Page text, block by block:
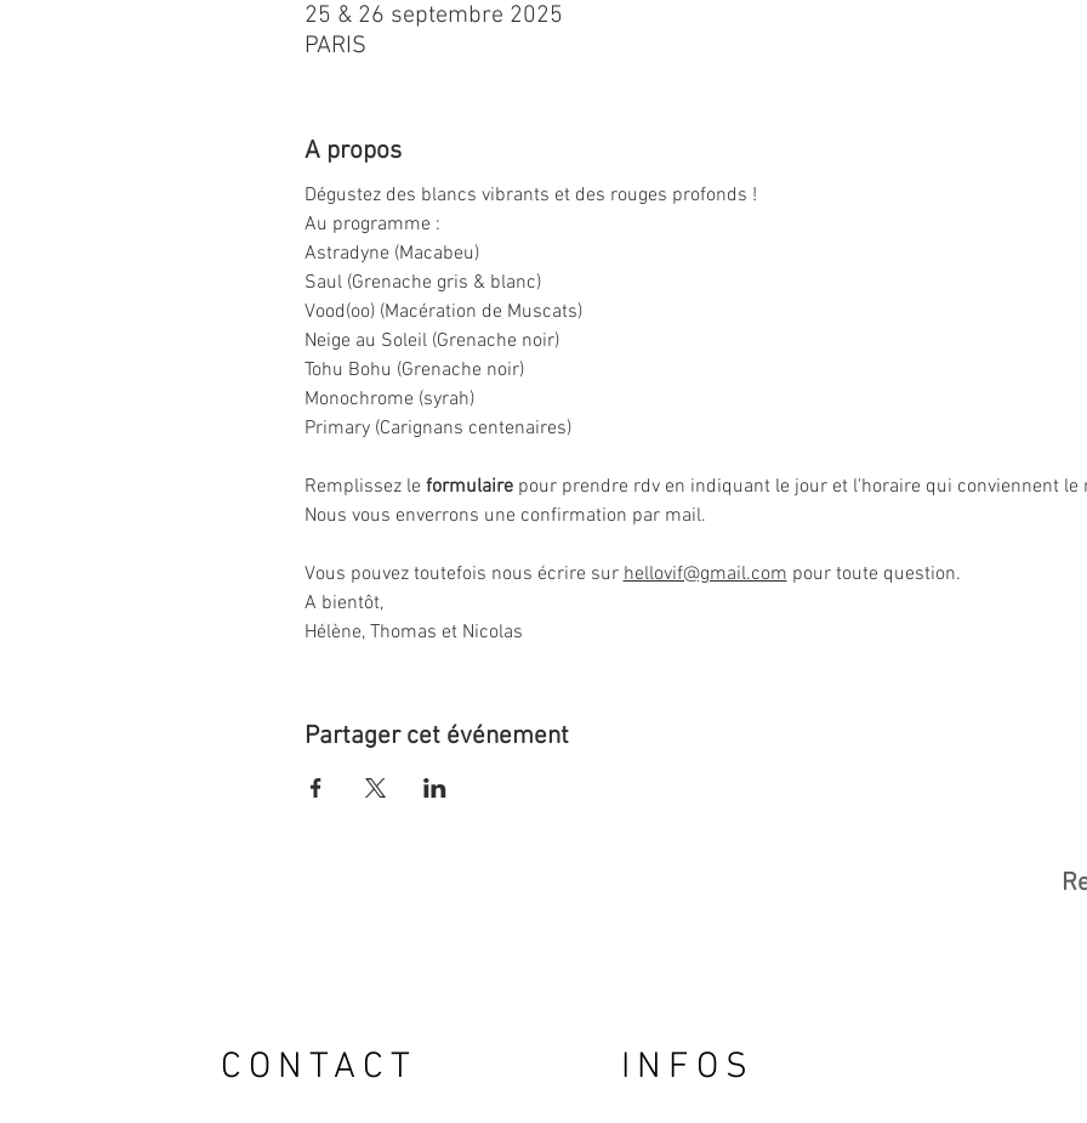
25 & 26 septembre 2025
PARIS
A propos
Dégustez des blancs vibrants et des rouges profonds !
Au programme :
Astradyne (Macabeu)
Saul (Grenache gris & blanc)
Vood(oo) (Macération de Muscats)
Neige au Soleil (Grenache noir)
Tohu Bohu (Grenache noir)
Monochrome (syrah)
Primary (Carignans centenaires)
Remplissez le formulaire pour prendre rdv en indiquant le jour et l'horaire qui conviennent le
Nous vous enverrons une confirmation par mail.
Vous pouvez toutefois nous écrire sur hellovif@gmail.com pour toute question.
A bientôt,
Hélène, Thomas et Nicolas
Partager cet événement
CONTACT INFOS